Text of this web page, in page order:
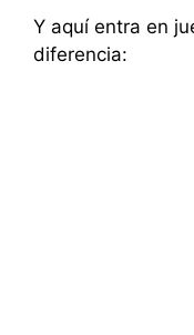
Y aquí entra en
diferencia: